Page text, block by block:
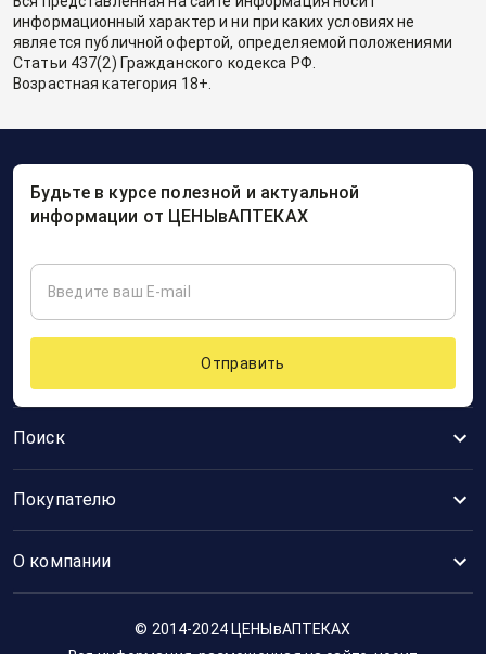
информационный характер и ни при каких условиях не
является публичной офертой, определяемой положениями
Статьи 437(2) Гражданского кодекса РФ.
Возрастная категория 18+.
Поиск
Покупателю
О компании
Будьте в курсе полезной и актуальной
информации от ЦЕНЫвАПТЕКАХ
Отправить
© 2014-2024 ЦЕНЫвАПТЕКАХ